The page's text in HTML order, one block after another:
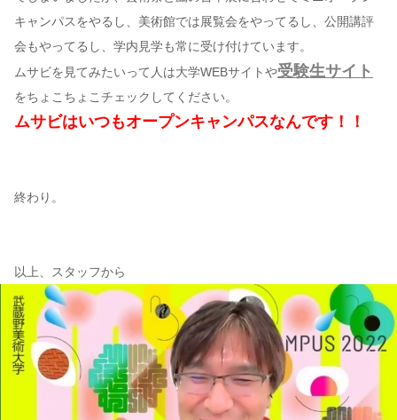
キャンパスをやるし、美術館では展覧会をやってるし、公開講評
会もやってるし、学内見学も常に受け付けています。
ムサビを見てみたいって人は大学WEBサイトや受験生サイト
をちょこちょこチェックしてください。
ムサビはいつもオープンキャンパスなんです！！
終わり。
以上、スタッフから